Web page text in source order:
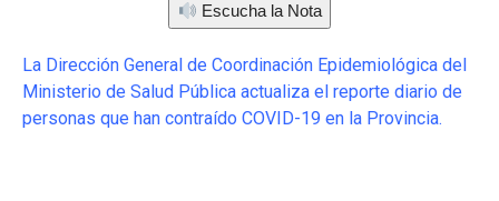
Escucha la Nota
La Dirección General de Coordinación Epidemiológica del
Ministerio de Salud Pública actualiza el reporte diario de
personas que han contraído COVID-19 en la Provincia.